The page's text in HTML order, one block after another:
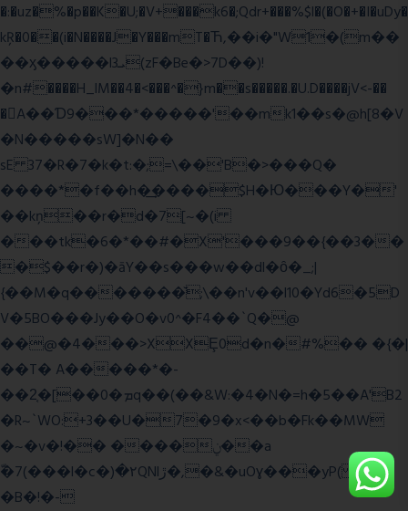
�:�uz�%�p��K�U;�V+���k6�;Qdr+���%$l�(�O�+�I�uDy�
kŖ�0��(i�N����J�Y���mT�Ћ,��i�"W1�(m��
��ӽ�����l3ܝ(zF�Be�>7D��)!
�n#����H_lM��4�<���^�}m��s�����.�U.D����jV<-��
�A��Ɗ9���*�����'��mk1��s�@h[8�V
�N�����sW]�N��
sE 37�R�7�k�t:�;=\��'B�>���Q�
����*�f��h�͢����$H�Ю���Y�'
��kņ��r�d�7[~�(i
���tk�6�*��#�X'���9��{��3��
�$��r�)�āY��s���w��dl�ȏ�_;|
{��M�q�������̆;\��n'v��l10�Yd6�5D
V�5BO���Jy��O�v0^�F4��`Q�@
��@�4���>XXȨ0d�n�#%�� �{�|
��T� A�����*�-
��2͔�[��0�ܡq��(��&W:�4�N�=h�5��A'B2
�R~`WO:+3��U�7�9�x<��b�Fk��MW
�~�v�!�� ����ݧ��a
ّ�7(���l�c�)�۲QNlڙ�,�&�uOɣ���yP( z�D|
�B�!�-